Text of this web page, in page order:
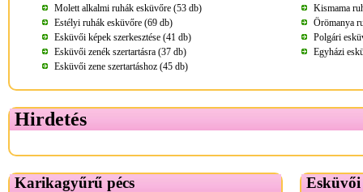
Molett alkalmi ruhák esküvőre (53 db)
Kismama
Estélyi ruhák esküvőre (69 db)
Örömanya
Esküvői képek szerkesztése (41 db)
Polgári
Esküvői zenék szertartásra (37 db)
Egyházi
Esküvői zene szertartáshoz (45 db)
Hirdetés
Karikagyűrű pécs Esküvői